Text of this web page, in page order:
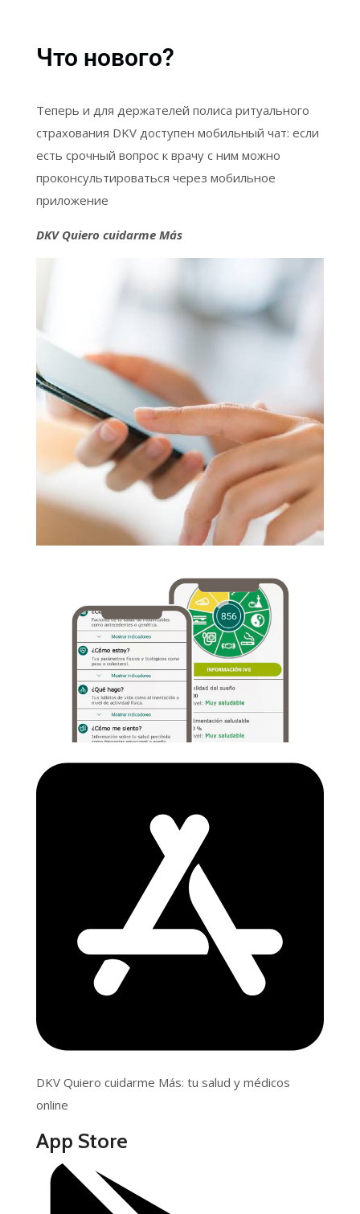
Что нового?
Теперь и для держателей полиса ритуального
страхования DKV доступен мобильный чат: если
есть срочный вопрос к врачу с ним можно
проконсультироваться через мобильное
приложение
DKV Quiero cuidarme Más
DKV Quiero cuidarme Más: tu salud y médicos
online
App Store